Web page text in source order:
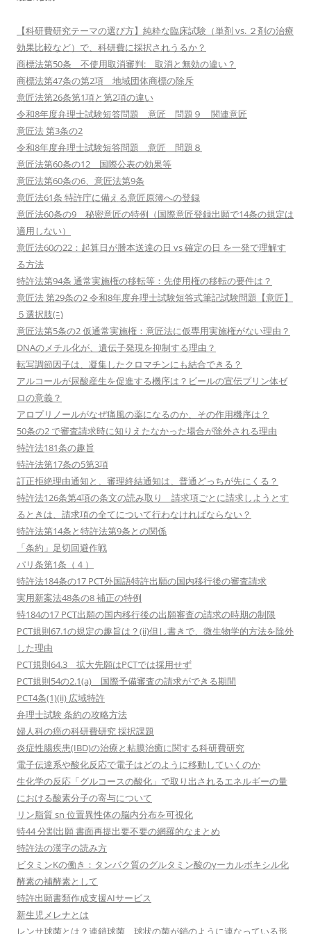
【科研費研究テーマの選び方】純粋な臨床試験（単剤 vs. ２剤の治療
効果比較など）で、科研費に採択されうるか？
商標法第50条 不使用取消審判: 取消と無効の違い？
商標法第47条の第2項 地域団体商標の除斥
意匠法第26条第1項と第2項の違い
令和8年度弁理士試験短答問題 意匠 問題９ 関連意匠
意匠法 第3条の2
令和8年度弁理士試験短答問題 意匠 問題８
意匠法第60条の12 国際公表の効果等
意匠法第60条の6、意匠法第9条
意匠法61条 特許庁に備える意匠原簿への登録
意匠法60条の9 秘密意匠の特例（国際意匠登録出願で14条の規定は
適用しない）
意匠法60の22：起算日が謄本送達の日 vs 確定の日 を一発で理解す
る方法
特許法第94条 通常実施権の移転等：先使用権の移転の要件は？
意匠法 第29条の2 令和8年度弁理士試験短答式筆記試験問題【意匠】
５選択肢(ﾆ)
意匠法第5条の2 仮通常実施権：意匠法に仮専用実施権がない理由？
DNAのメチル化が、遺伝子発現を抑制する理由？
転写調節因子は、凝集したクロマチンにも結合できる？
アルコールが尿酸産生を促進する機序は？ビールの宣伝プリン体ゼ
ロの意義？
アロプリノールがなぜ痛風の薬になるのか、その作用機序は？
50条の2 で審査請求時に知りえたなかった場合が除外される理由
特許法181条の趣旨
特許法第17条の5第3項
訂正拒絶理由通知と、審理終結通知は、普通どっちが先にくる？
特許法126条第4項の条文の読み取り 請求項ごとに請求しようとす
るときは、請求項の全てについて行わなければならない？
特許法第14条と特許法第9条との関係
「条約」足切回避作戦
パリ条第1条（４）
特許法184条の17 PCT外国語特許出願の国内移行後の審査請求
実用新案法48条の8 補正の特例
特184の17 PCT出願の国内移行後の出願審査の請求の時期の制限
PCT規則67.1の規定の趣旨は？(ii)但し書きで、微生物学的方法を除外
した理由
PCT規則64.3 拡大先願はPCTでは採用せず
PCT規則54の2.1(a) 国際予備審査の請求ができる期間
PCT4条(1)(ii) 広域特許
弁理士試験 条約の攻略方法
婦人科の癌の科研費研究 採択課題
炎症性腸疾患(IBD)の治療と粘膜治癒に関する科研費研究
電子伝達系や酸化反応で電子はどのように移動していくのか
生化学の反応「グルコースの酸化」で取り出されるエネルギーの量
における酸素分子の寄与について
リン脂質 sn 位置異性体の脳内分布を可視化
特44 分割出願 書面再提出要不要の網羅的なまとめ
特許法の漢字の読み方
ビタミンKの働き：タンパク質のグルタミン酸のγーカルボキシル化
酵素の補酵素として
特許出願書類作成支援AIサービス
新生児メレナとは
レンサ球菌とは？連鎖球菌、球状の菌が鎖のように連なっている形